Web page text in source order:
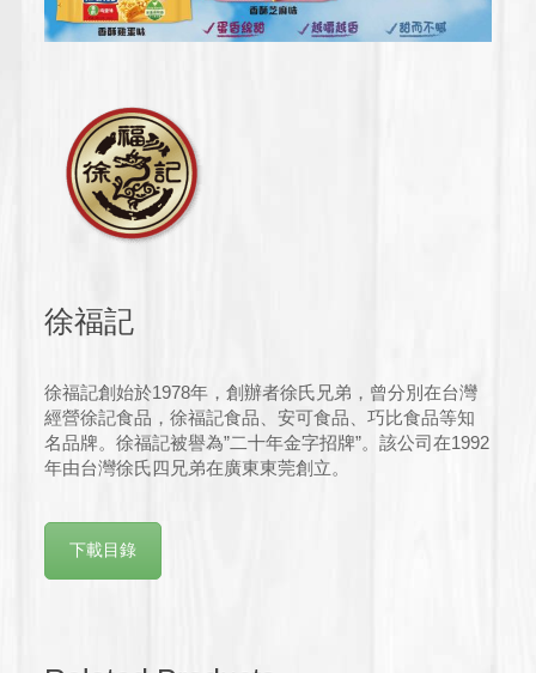
徐福記
徐福記創始於1978年，創辦者徐氏兄弟，曾分別在台灣
經營徐記食品，徐福記食品、安可食品、巧比食品等知
名品牌。徐福記被譽為”二十年金字招牌”。該公司在1992
年由台灣徐氏四兄弟在廣東東莞創立。
下載目錄